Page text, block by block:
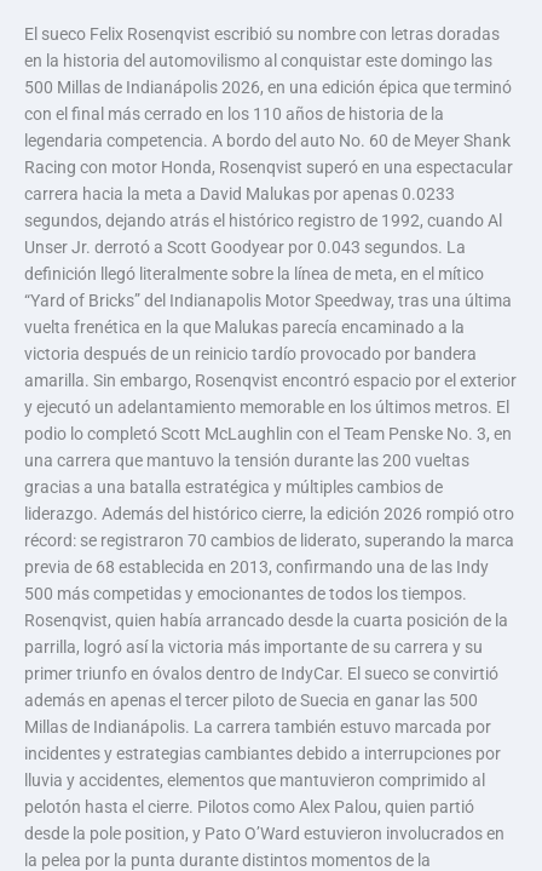
El sueco Felix Rosenqvist escribió su nombre con letras doradas
en la historia del automovilismo al conquistar este domingo las
500 Millas de Indianápolis 2026, en una edición épica que terminó
con el final más cerrado en los 110 años de historia de la
legendaria competencia. A bordo del auto No. 60 de Meyer Shank
Racing con motor Honda, Rosenqvist superó en una espectacular
carrera hacia la meta a David Malukas por apenas 0.0233
segundos, dejando atrás el histórico registro de 1992, cuando Al
Unser Jr. derrotó a Scott Goodyear por 0.043 segundos. La
definición llegó literalmente sobre la línea de meta, en el mítico
“Yard of Bricks” del Indianapolis Motor Speedway, tras una última
vuelta frenética en la que Malukas parecía encaminado a la
victoria después de un reinicio tardío provocado por bandera
amarilla. Sin embargo, Rosenqvist encontró espacio por el exterior
y ejecutó un adelantamiento memorable en los últimos metros. El
podio lo completó Scott McLaughlin con el Team Penske No. 3, en
una carrera que mantuvo la tensión durante las 200 vueltas
gracias a una batalla estratégica y múltiples cambios de
liderazgo. Además del histórico cierre, la edición 2026 rompió otro
récord: se registraron 70 cambios de liderato, superando la marca
previa de 68 establecida en 2013, confirmando una de las Indy
500 más competidas y emocionantes de todos los tiempos.
Rosenqvist, quien había arrancado desde la cuarta posición de la
parrilla, logró así la victoria más importante de su carrera y su
primer triunfo en óvalos dentro de IndyCar. El sueco se convirtió
además en apenas el tercer piloto de Suecia en ganar las 500
Millas de Indianápolis. La carrera también estuvo marcada por
incidentes y estrategias cambiantes debido a interrupciones por
lluvia y accidentes, elementos que mantuvieron comprimido al
pelotón hasta el cierre. Pilotos como Alex Palou, quien partió
desde la pole position, y Pato O’Ward estuvieron involucrados en
la pelea por la punta durante distintos momentos de la